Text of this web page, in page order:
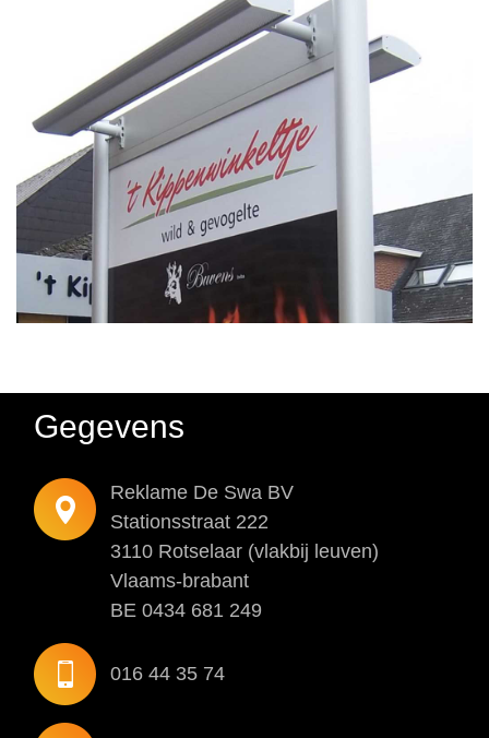
Wanddecoratie
Frees-
en
Doosletters
Stoepborden
Werf-
en
Immoborden
Verlichting
Over
Vacatures
Openingsuren
Privacy
cookie
Gegevens
Reklame De Swa BV
Stationsstraat 222
3110 Rotselaar (vlakbij leuven)
Vlaams-brabant
BE 0434 681 249
016 44 35 74